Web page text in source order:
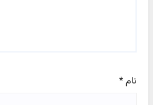
نام*